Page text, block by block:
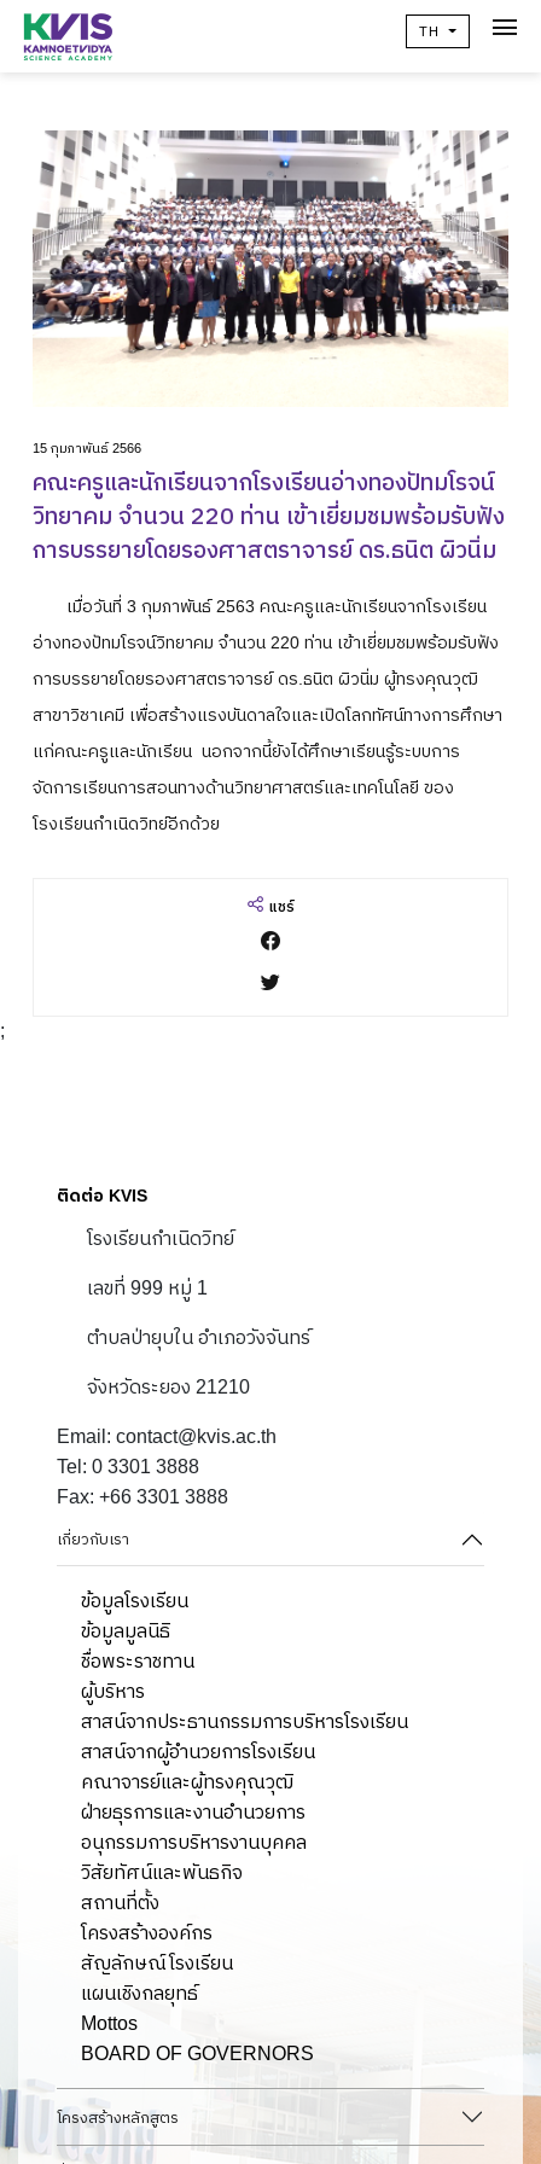
TH
เกี่ยวกับเรา
วิจัยผลสัมฤทธิ์ทางการเรียน
ข่าวสาร
เเคมปัสไลฟ์
คอมมูนิตี้
alumni
ปฏิทินโรงเรียน
15 กุมภาพันธ์ 2566
คณะครูและนักเรียนจากโรงเรียนอ่างทองปัทมโรจน์
วิทยาคม จำนวน 220 ท่าน เข้าเยี่ยมชมพร้อมรับฟัง
การบรรยายโดยรองศาสตราจารย์ ดร.ธนิต ผิวนิ่ม
เมื่อวันที่ 3 กุมภาพันธ์ 2563 คณะครูและนักเรียนจากโรงเรียน
อ่างทองปัทมโรจน์วิทยาคม จำนวน 220 ท่าน เข้าเยี่ยมชมพร้อมรับฟัง
การบรรยายโดยรองศาสตราจารย์ ดร.ธนิต ผิวนิ่ม ผู้ทรงคุณวุฒิ
สาขาวิชาเคมี เพื่อสร้างแรงบันดาลใจและเปิดโลกทัศน์ทางการศึกษา
แก่คณะครูและนักเรียน นอกจากนี้ยังได้ศึกษาเรียนรู้ระบบการ
จัดการเรียนการสอนทางด้านวิทยาศาสตร์และเทคโนโลยี ของ
โรงเรียนกำเนิดวิทย์อีกด้วย
แชร์
;
ติดต่อ KVIS
โรงเรียนกำเนิดวิทย์
เลขที่ 999 หมู่ 1
ตำบลป่ายุบใน อำเภอวังจันทร์
จังหวัดระยอง 21210
Email: contact@kvis.ac.th
Tel: 0 3301 3888
Fax: +66 3301 3888
เกี่ยวกับเรา
ข้อมูลโรงเรียน
ข้อมูลมูลนิธิ
ชื่อพระราชทาน
ผู้บริหาร
สาสน์จากประธานกรรมการบริหารโรงเรียน
สาสน์จากผู้อำนวยการโรงเรียน
คณาจารย์และผู้ทรงคุณวุฒิ
ฝ่ายธุรการและงานอำนวยการ
อนุกรรมการบริหารงานบุคคล
วิสัยทัศน์และพันธกิจ
สถานที่ตั้ง
โครงสร้างองค์กร
สัญลักษณ์โรงเรียน
แผนเชิงกลยุทธ์
Mottos
BOARD OF GOVERNORS
โครงสร้างหลักสูตร